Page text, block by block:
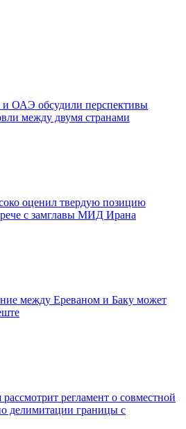
ОАЭ обсудили перспективы
между двумя странами
оценил твердую позицию
с замглавы МИД Ирана
между Ереваном и Баку может
регламент о совместной
делимитации границы с